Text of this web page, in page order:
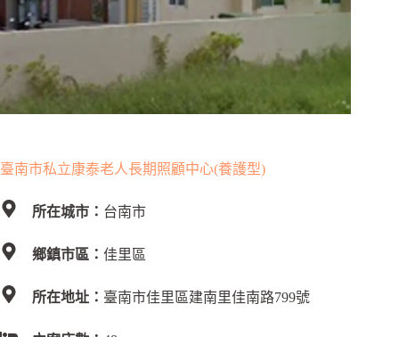
臺南市私立康泰老人長期照顧中心(養護型)
所在城市： 台南市
鄉鎮市區： 佳里區
所在地址： 臺南市佳里區建南里佳南路799號